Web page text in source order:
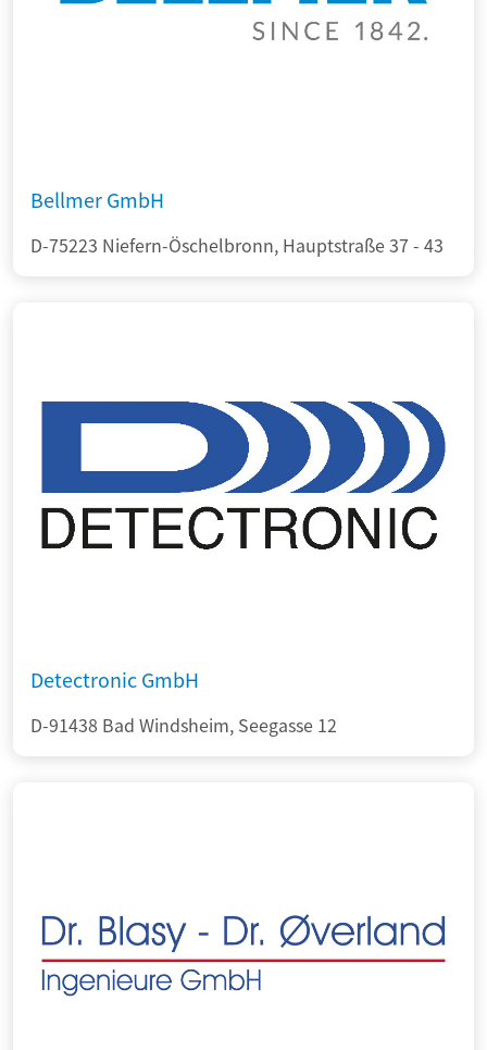
Bellmer GmbH
D-75223 Niefern-Öschelbronn, Hauptstraße 37 - 43
Detectronic GmbH
D-91438 Bad Windsheim, Seegasse 12